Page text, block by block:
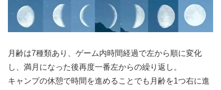
月齢は7種類あり、ゲーム内時間経過で左から順に変化
し、満月になった後再度一番左からの繰り返し。
キャンプの休憩で時間を進めることでも月齢を1つ右に進